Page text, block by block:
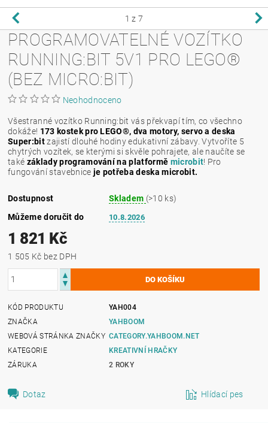
1 z 7
PROGRAMOVATELNÉ VOZÍTKO
RUNNING:BIT 5V1 PRO LEGO®
(BEZ MICRO:BIT)
Neohodnoceno
Všestranné vozítko Running:bit vás překvapí tím, co všechno
dokáže! 173 kostek pro LEGO®, dva motory, servo a deska
Super:bitzajistí dlouhé hodiny edukativní zábavy. Vytvoříte 5
chytrých vozítek, se kterými si skvěle pohrajete, ale naučíte se
také základy programování na platformě microbit! Pro
fungování stavebnice je potřeba deska microbit.
Dostupnost Skladem (>10 ks)
Můžeme doručit do
10.8.2026
1 821 Kč
1 505 Kč bez DPH
KÓD PRODUKTU
YAH004
ZNAČKA
YAHBOOM
WEBOVÁ STRÁNKA ZNAČKY CATEGORY.YAHBOOM.NET
KATEGORIE
KREATIVNÍ HRAČKY
ZÁRUKA
2 ROKY
Dotaz Hlídací pes